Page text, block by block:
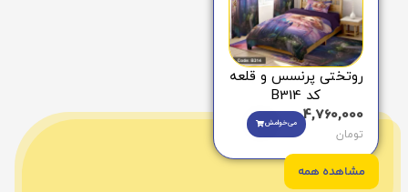
روتختی پرنسس و قلعه
کد B314
4,760,000
تومان
می‌خوامش
مشاهده همه